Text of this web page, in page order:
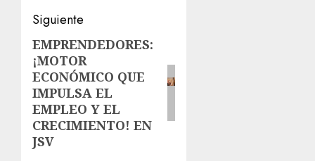
Siguiente
Siguiente
entrada:
EMPRENDEDORES:
¡MOTOR
ECONÓMICO QUE
IMPULSA EL
EMPLEO Y EL
CRECIMIENTO! EN
JSV